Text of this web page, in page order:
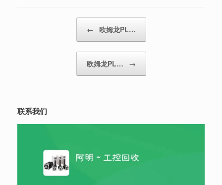
← 欧姆龙PL…
欧姆龙PL… →
联系我们